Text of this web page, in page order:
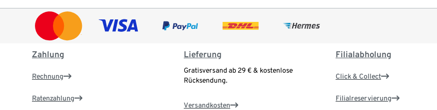
Zahlung
Rechnung
Ratenzahlung
Lieferung
Gratisversand ab 29 € & kostenlose
Rücksendung.
Versandkosten
Filialabholung
Click & Collect
Filialreservierung